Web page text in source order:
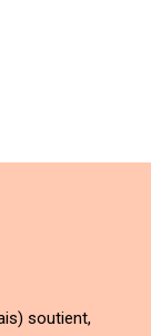
soutient,